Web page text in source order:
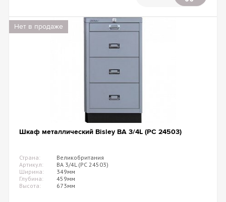
Нет в продаже
Шкаф металлический Bisley BA 3/4L (PC 24503)
Страна:
Великобритания
Артикул:
BA 3/4L (PC 24503)
Ширина:
349мм
Глубина:
459мм
Высота:
673мм